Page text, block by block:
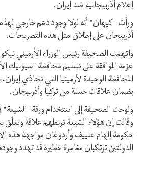
إعلام أذربيجانية ضد إيران.
ورأت "كيهان" أنه لولا وجود دعم خارجي
أذربيجان على إطلاق مثل هذه التصريحات.
واتهمت الصحيفة رئيس الوزراء الأرميني
عزمه الموافقة على تسليم محافظة "سيونيك
المحافظة الوحيدة لأرمينيا التي تحاذي
بضمان علاقات حسنة من تركيا وأذربيجان.
ولوحت الصحيفة إلى استخدام ورقة "الشيعة"
وقالت إن هؤلاء الشيعة تربطهم علاقة وتعلّق
حكومة إلهام علييف وأردوغان مواجهة هذه
الدولتين ترتكبان مغامرة خطيرة قد تهدد